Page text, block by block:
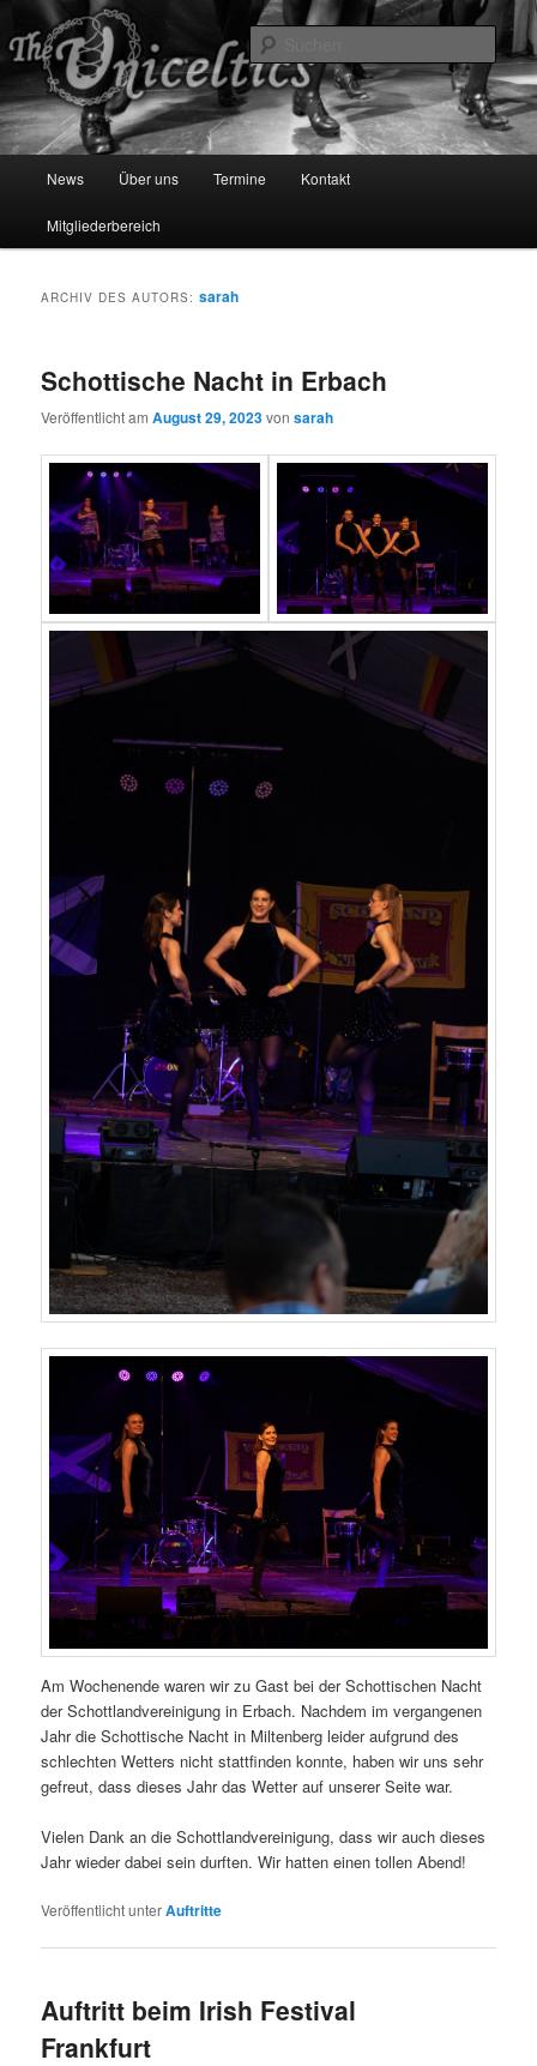
primären
Inhalt
springen
sekundären
Inhalt
springenThe Uniceltics
News Über uns Termine Kontakt
Mitgliederbereich
ARCHIV DES AUTORS:sarah
Schottische Nacht in Erbach
Veröffentlicht amAugust 29, 2023vonsarah
Am Wochenende waren wir zu Gast bei der Schottischen Nacht
der Schottlandvereinigung in Erbach. Nachdem im vergangenen
Jahr die Schottische Nacht in Miltenberg leider aufgrund des
schlechten Wetters nicht stattfinden konnte, haben wir uns sehr
gefreut, dass dieses Jahr das Wetter auf unserer Seite war.
Vielen Dank an die Schottlandvereinigung, dass wir auch dieses
Jahr wieder dabei sein durften. Wir hatten einen tollen Abend!
Veröffentlicht unterAuftritte
Auftritt beim Irish Festival
Frankfurt